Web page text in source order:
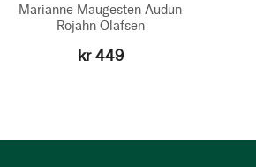
Marianne Maugesten Audun
Rojahn Olafsen
kr 449